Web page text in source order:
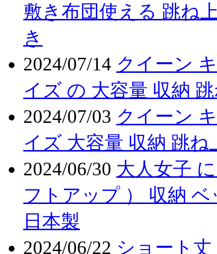
敷き布団使える 跳ね
き
2024/07/14 クイーン
イズ の 大容量 収納
2024/07/03 クイーン
イズ 大容量 収納 跳
2024/06/30 大人女子
フトアップ ） 収納
日本製
2024/06/22 ショート